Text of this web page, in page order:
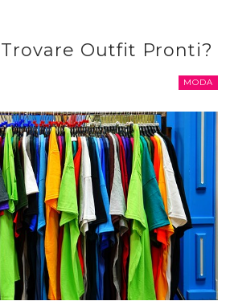
Outfit Pronti?
MODA